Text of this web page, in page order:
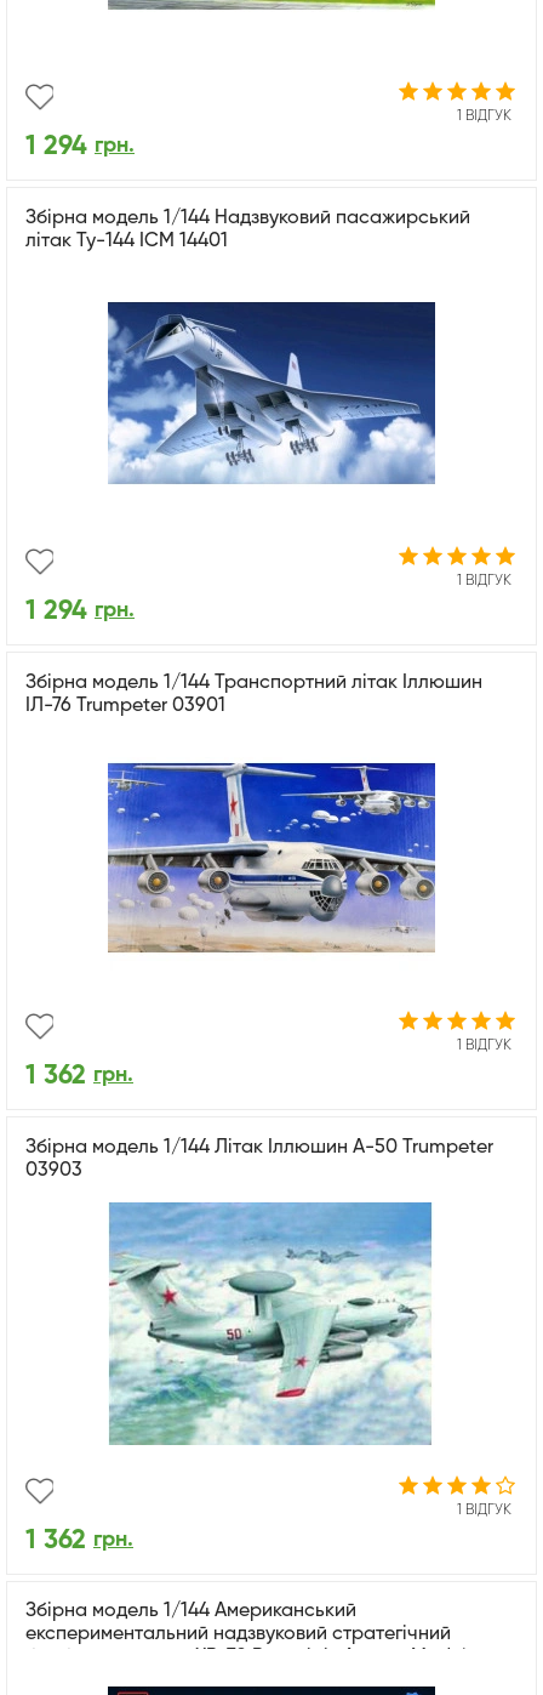
1 ВІДГУК
1 294 грн.
Збірна модель 1/144 Надзвуковий пасажирський
літак Ту-144 ICM 14401
1 ВІДГУК
1 294 грн.
Збірна модель 1/144 Транспортний літак Іллюшин
ІЛ-76 Trumpeter 03901
1 ВІДГУК
1 362 грн.
Збірна модель 1/144 Літак Іллюшин А-50 Trumpeter
03903
1 ВІДГУК
1 362 грн.
Збірна модель 1/144 Американський
експериментальний надзвуковий стратегічний